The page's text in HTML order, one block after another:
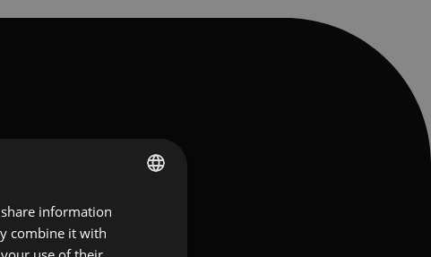
information
combine it with